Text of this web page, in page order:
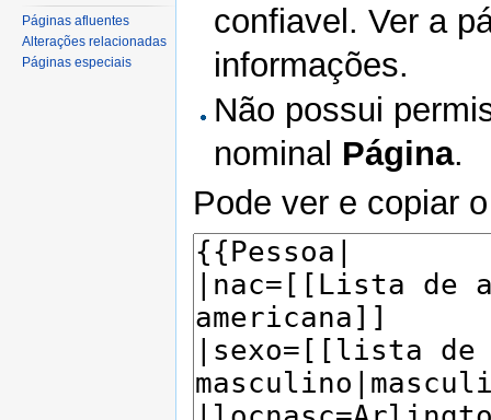
confiavel. Ver a
informações.
Não possui
nominal Página.
Pode ver e copiar
Páginas afluentes
Alterações relacionadas
Páginas especiais